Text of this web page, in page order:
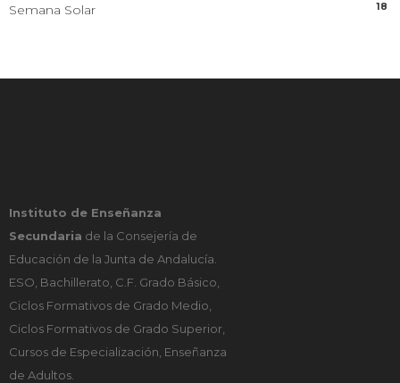
Semana Solar 18
Instituto de Enseñanza
Secundaria de la Consejería de
Educación de la Junta de Andalucía.
ESO, Bachillerato, C.F. Grado Básico,
Ciclos Formativos de Grado Medio,
Ciclos Formativos de Grado Superior,
Cursos de Especialización, Enseñanza
de Adultos.